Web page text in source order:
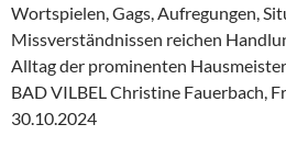
Wortspielen, Gags, Aufregungen,
Missverständnissen reichen
Alltag der prominenten
BAD VILBEL Christine Fauerbach,
30.10.2024